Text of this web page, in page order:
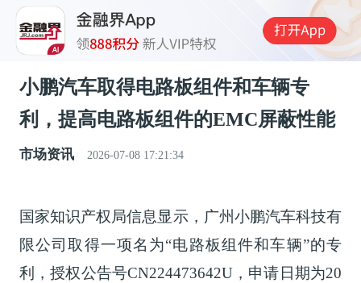
小鹏汽车取得电路板组件和车辆专
利，提高电路板组件的EMC屏蔽性能
市场资讯 2026-07-08 17:21:34
国家知识产权局信息显示，广州小鹏汽车科技有
限公司取得一项名为“电路板组件和车辆”的专
利，授权公告号CN224473642U，申请日期为20